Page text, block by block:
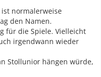
normalerweise
den Namen.
für die Spiele. Vielleicht
irgendwann wieder
Stollunior hängen würde,